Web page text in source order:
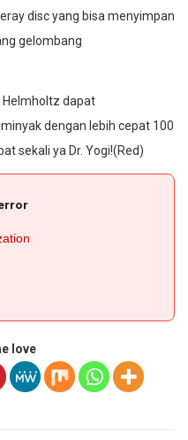
disc yang bisa menyimpan
gelombang
Helmholtz dapat
dengan lebih cepat 100
sekali ya Dr. Yogi!(Red)
love